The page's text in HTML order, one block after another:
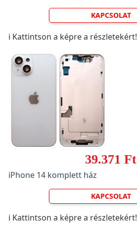
KAPCSOLAT
ℹ️ Kattintson a képre a részletekért!
39.371 Ft
iPhone 14 komplett ház
KAPCSOLAT
ℹ️ Kattintson a képre a részletekért!